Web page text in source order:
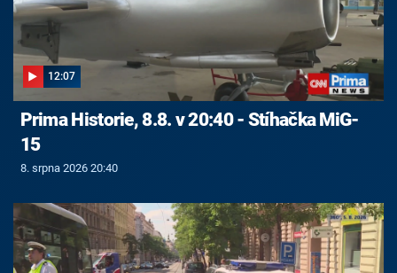
12:07
Prima Historie, 8.8. v 20:40 - Stíhačka MiG-
15
8. srpna 2026 20:40